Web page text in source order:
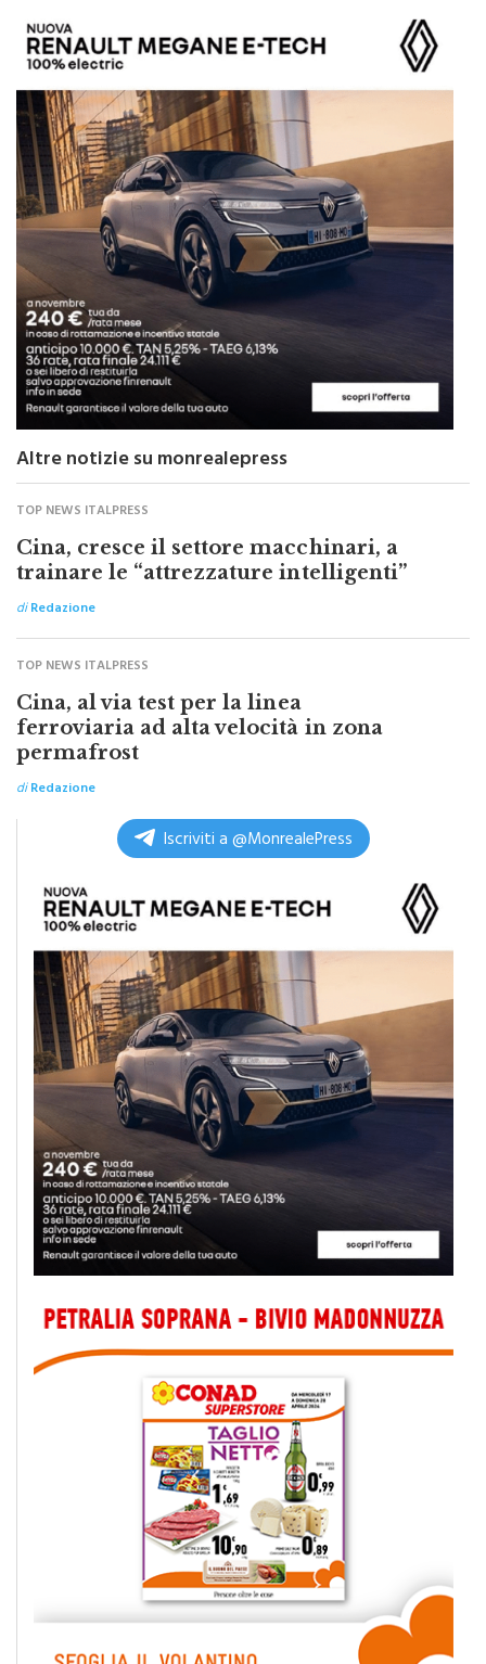
Altre notizie su monrealepress
TOP NEWS ITALPRESS
Cina, cresce il settore macchinari, a
trainare le “attrezzature intelligenti”
diRedazione
TOP NEWS ITALPRESS
Cina, al via test per la linea
ferroviaria ad alta velocità in zona
permafrost
diRedazione
Iscriviti a @MonrealePress